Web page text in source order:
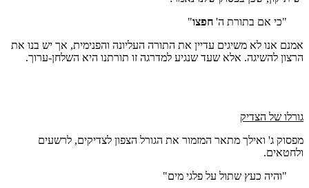
"כי אם בתורת ה' חפצו"
אמנם אנו לא משיגים עדיין את התורה העליונה והפנימית, אך יש בנו את
הרצון להשיגה. אלא שעד שנגיע למדרגה זו תורתנו היא השלחן-ערוך.
גורלו של הצדיק
מפסוק ג' ואילך מתאר המזמור את הגורל הצפון לצדיקים, לרשעים
ולחטאים.
"והיה כעץ שתול על פלגי מים"